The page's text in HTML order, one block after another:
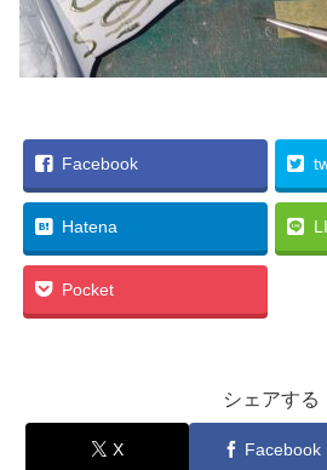
Facebook
Hatena
Pocket
シェアする
X Facebook